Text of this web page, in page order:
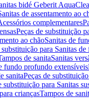
bidé Geberit
de assentamento ao
complementares
Peças de substituição
ao chãoSanitas de
substituição para Sanitas
de sanitaSanitas
fundo profundo extensíveis
sanitaPeças de
substituição para Sanitas
criançasTampos de